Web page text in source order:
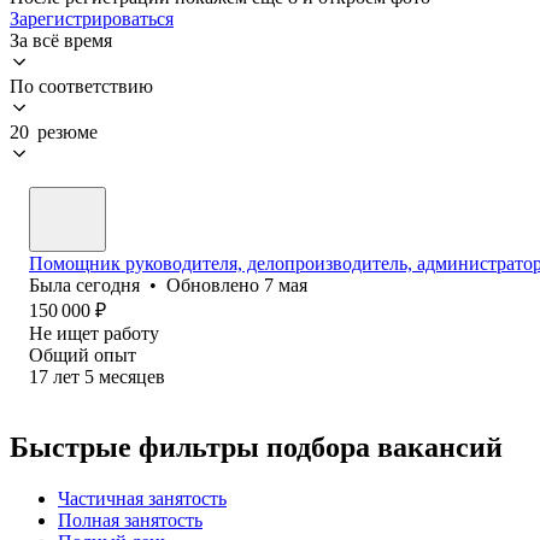
Зарегистрироваться
За всё время
По соответствию
20 резюме
Помощник руководителя, делопроизводитель,
Была сегодня • Обновлено 7 мая
150 000 ₽
Не ищет работу
Общий опыт
17 лет 5 месяцев
Быстрые фильтры подбора вакансий
Частичная занятость
Полная занятость